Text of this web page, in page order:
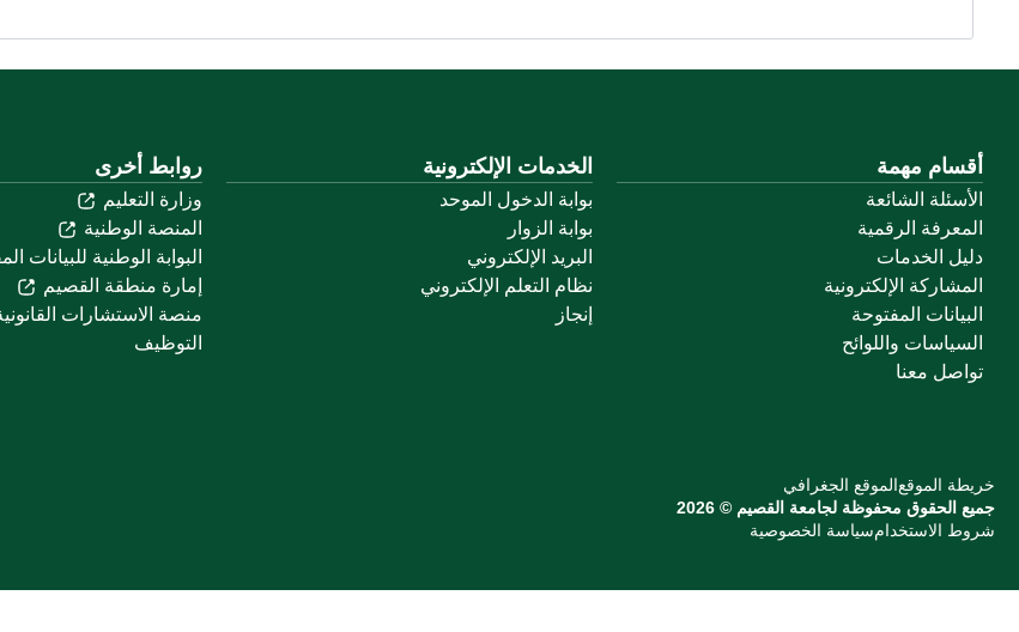
أقسام مهمة
الأسئلة الشائعة
المعرفة الرقمية
دليل الخدمات
المشاركة الإلكترونية
البيانات المفتوحة
السياسات واللوائح
تواصل معنا
الخدمات الإلكترونية
بوابة الدخول الموحد
بوابة الزوار
البريد الإلكتروني
نظام التعلم الإلكتروني
إنجاز
روابط أخرى
وزارة التعليم
المنصة الوطنية
البوابة الوطنية للبيانات
إمارة منطقة القصيم
منصة الاستشارات
التوظيف
خريطة الموقعالموقع الجغرافي
جميع الحقوق محفوظة لجامعة القصيم © 2026
شروط الاستخدامسياسة الخصوصية